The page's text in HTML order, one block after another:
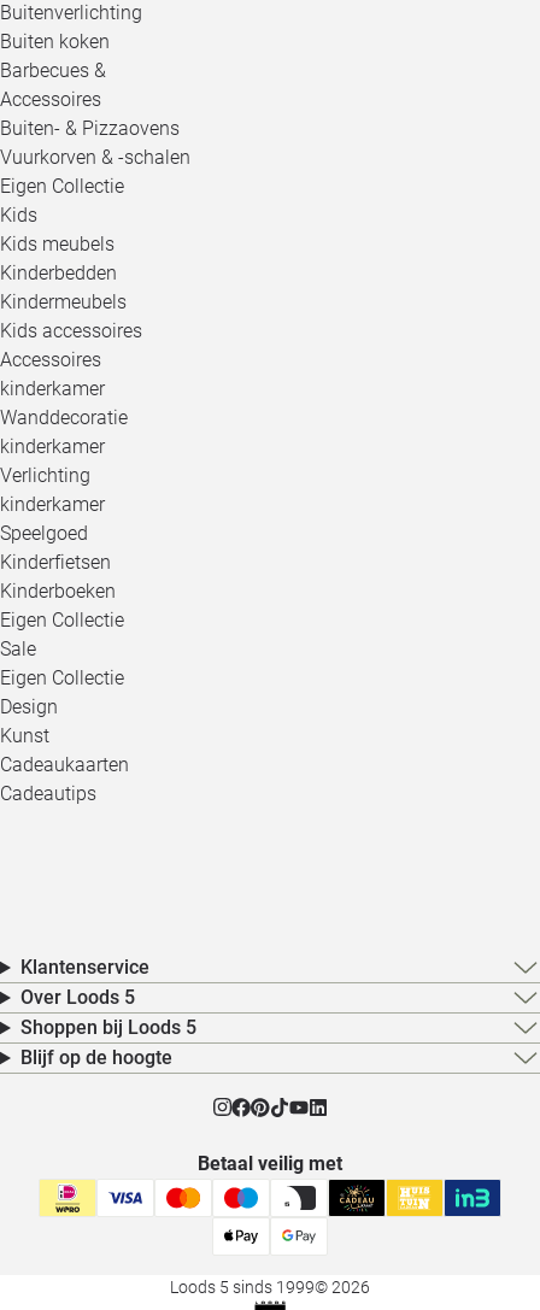
Buitenverlichting
Buiten koken
Barbecues &
Accessoires
Buiten- & Pizzaovens
Vuurkorven & -schalen
Eigen Collectie
Kids
Kids meubels
Kinderbedden
Kindermeubels
Kids accessoires
Accessoires
kinderkamer
Wanddecoratie
kinderkamer
Verlichting
kinderkamer
Speelgoed
Kinderfietsen
Kinderboeken
Eigen Collectie
Sale
Eigen Collectie
Design
Kunst
Cadeaukaarten
Cadeautips
Klantenservice
Over Loods 5
Shoppen bij Loods 5
Blijf op de hoogte
Betaal veilig met
Loods 5 sinds 1999© 2026